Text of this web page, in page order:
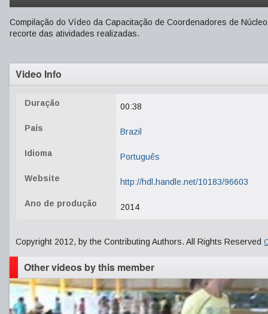
Compilação do Vídeo da Capacitação de Coordenadores de
recorte das atividades realizadas.
Video Info
Duração 00:38
País Brazil
Idioma Português
Website http://hdl.handle.net/10183/96603
Ano de produção 2014
Copyright 2012, by the Contributing Authors. All Rights Reserved
Other videos by this member